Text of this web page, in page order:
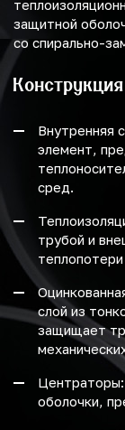
защитной
со спирально-
Внутренняя
элемент,
сред.
трубой и
слой из
защищает
оболочки,